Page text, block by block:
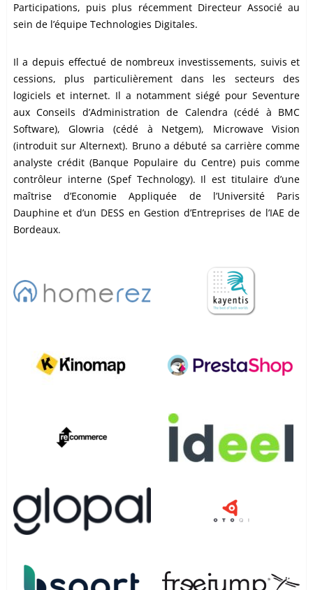
Participations, puis plus récemment Directeur Associé au
sein de l’équipe Technologies Digitales.
Il a depuis effectué de nombreux investissements, suivis et
cessions, plus particulièrement dans les secteurs des
logiciels et internet. Il a notamment siégé pour Seventure
aux Conseils d’Administration de Calendra (cédé à BMC
Software), Glowria (cédé à Netgem), Microwave Vision
(introduit sur Alternext). Bruno a débuté sa carrière comme
analyste crédit (Banque Populaire du Centre) puis comme
contrôleur interne (Spef Technology). Il est titulaire d’une
maîtrise d’Economie Appliquée de l’Université Paris
Dauphine et d’un DESS en Gestion d’Entreprises de l’IAE de
Bordeaux.